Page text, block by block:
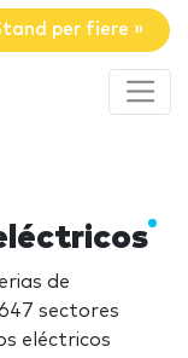
per fiere »
de
sectores
eléctricos